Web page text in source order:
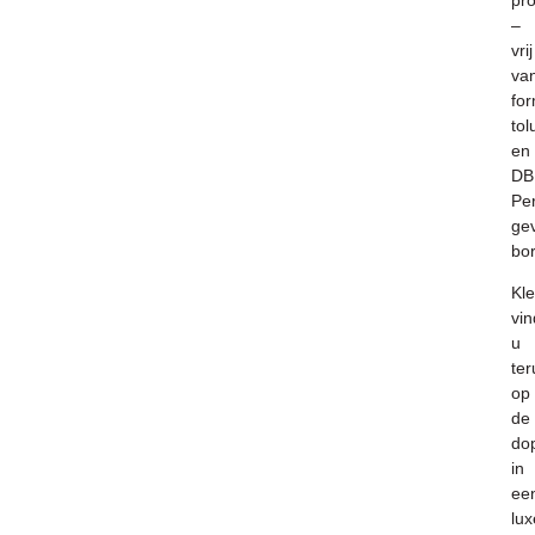
–
vrij
en
K
u
op
de
in